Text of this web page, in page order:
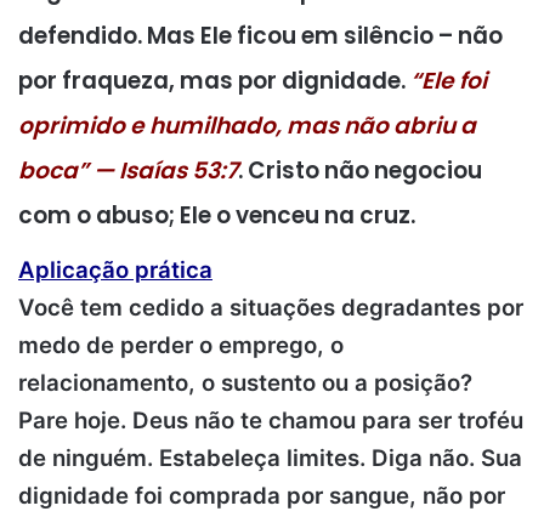
defendido. Mas Ele ficou em silêncio – não
por fraqueza, mas por dignidade. “Ele foi
oprimido e humilhado, mas não abriu a
boca” — Isaías 53:7. Cristo não negociou
com o abuso; Ele o venceu na cruz.
Aplicação prática
Você tem cedido a situações degradantes por
medo de perder o emprego, o
relacionamento, o sustento ou a posição?
Pare hoje. Deus não te chamou para ser troféu
de ninguém. Estabeleça limites. Diga não. Sua
dignidade foi comprada por sangue, não por